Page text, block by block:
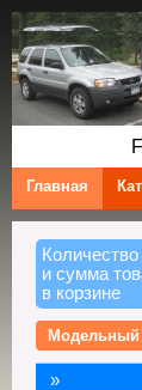
Ford
Главная
Количество
и сумма
в корзине
Модельный
»